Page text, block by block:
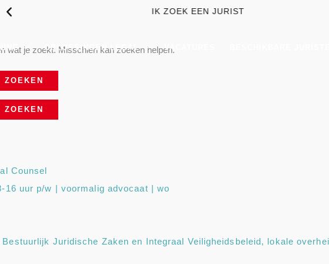
IK ZOEK EEN JURIST
OPLOSSINGEN LEGAL VACATURES
wat je zoekt. Misschien kan zoeken helpen.
Counsel
uur p/w | voormalig advocaat | wo
Juridische Zaken en Integraal Veiligheidsbeleid, lokale